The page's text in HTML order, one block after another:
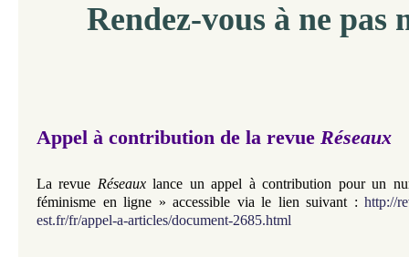
Rendez-vous à ne pas
Appel à contribution de la revue Réseaux
La revue Réseauxlance un appel à contribution pour un
féminisme en ligne » accessible via le lien suivant : http://
est.fr/fr/appel-a-articles/document-2685.html